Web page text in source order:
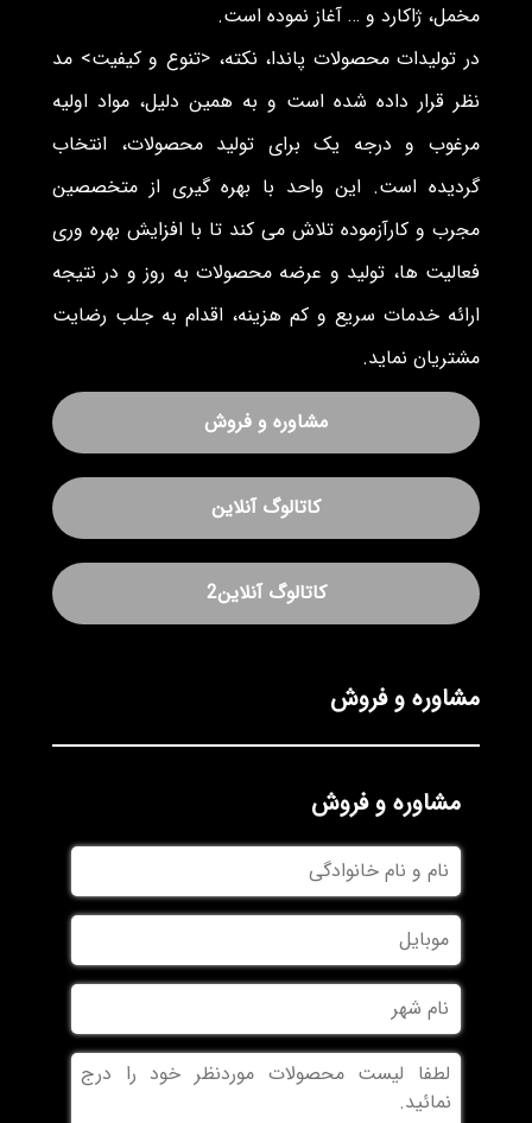
مخمل، ژاکارد و … آغاز نموده است.
در تولیدات محصولات پاندا، نکته، <تنوع و کیفیت> مد
نظر قرار داده شده است و به همین دلیل، مواد اولیه
مرغوب و درجه یک برای تولید محصولات، انتخاب
گردیده است. این واحد با بهره گیری از متخصصین
مجرب و کارآزموده تلاش می کند تا با افزایش بهره وری
فعالیت ها، تولید و عرضه محصولات به روز و در نتیجه
ارائه خدمات سریع و کم هزینه، اقدام به جلب رضایت
مشتریان نماید.
مشاوره و فروش
کاتالوگ آنلاین
کاتالوگ آنلاین2
مشاوره و فروش
مشاوره و فروش
نام
و
نام
خانوادگی
موبایل
نام
شهر
بدون
عنوان